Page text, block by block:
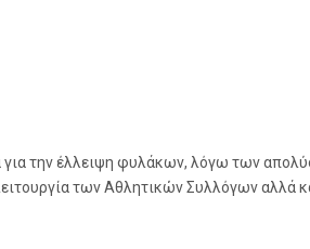
την έλλειψη φυλάκων, λόγω των
των Αθλητικών Συλλόγων αλλά